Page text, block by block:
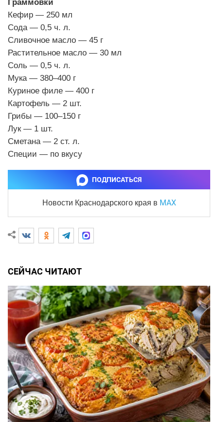
Граммовки
Кефир — 250 мл
Сода — 0,5 ч. л.
Сливочное масло — 45 г
Растительное масло — 30 мл
Соль — 0,5 ч. л.
Мука — 380–400 г
Куриное филе — 400 г
Картофель — 2 шт.
Грибы — 100–150 г
Лук — 1 шт.
Сметана — 2 ст. л.
Специи — по вкусу
ПОДПИСАТЬСЯ
Новости Краснодарского края в MAX
СЕЙЧАС ЧИТАЮТ